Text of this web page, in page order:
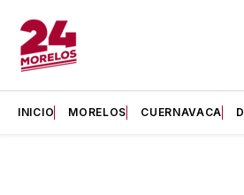
INICIO MORELOS CUERNAVACA